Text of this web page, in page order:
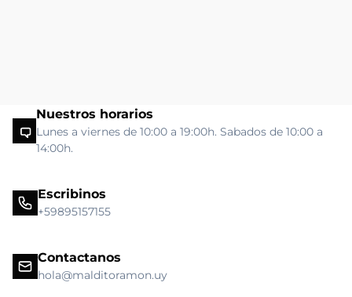
Nuestros horarios
Lunes a viernes de 10:00 a 19:00h. Sabados de 10:00 a
14:00h.
Escribinos
+59895157155
Contactanos
hola@malditoramon.uy